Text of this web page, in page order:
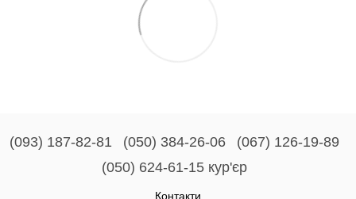
(093) 187-82-81 (050) 384-26-06
(067) 126-19-89
(050) 624-61-15 кур'єр
Контакти